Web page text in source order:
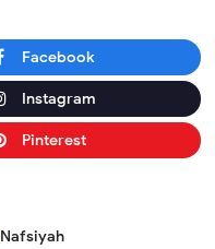
Facebook
Instagram
Pinterest
Nafsiyah